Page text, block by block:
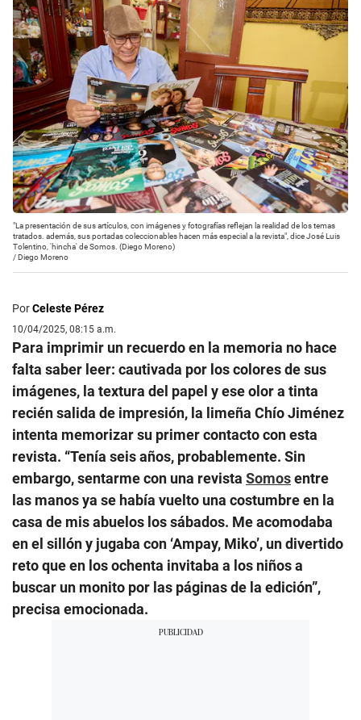
"La presentación de sus artículos, con imágenes y fotografías reflejan la realidad de los temas
tratados. además, sus portadas coleccionables hacen más especial a la revista", dice José Luis
Tolentino, 'hincha' de Somos. (Diego Moreno)
/Diego Moreno
PorCeleste Pérez
10/04/2025, 08:15 a.m.
Para imprimir un recuerdo en la memoria no hace
falta saber leer: cautivada por los colores de sus
imágenes, la textura del papel y ese olor a tinta
recién salida de impresión, la limeña Chío Jiménez
intenta memorizar su primer contacto con esta
revista. “Tenía seis años, probablemente. Sin
embargo, sentarme con una revista Somosentre
las manos ya se había vuelto una costumbre en la
casa de mis abuelos los sábados. Me acomodaba
en el sillón y jugaba con ‘Ampay, Miko’, un divertido
reto que en los ochenta invitaba a los niños a
buscar un monito por las páginas de la edición”,
precisa emocionada.